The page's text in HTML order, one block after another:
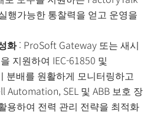
행가능한 통찰력을 얻고 운영을
화: ProSoft Gateway 또는 새시
지원하여 IEC-61850 및
분배를 원활하게 모니터링하고
Automation, SEL 및 ABB 보호 장
용하여 전력 관리 전략을 최적화